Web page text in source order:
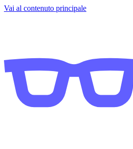
Vai al contenuto principale